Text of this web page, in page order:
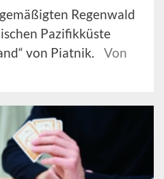
Regenwald
Pazifikküste
von Piatnik.
Von